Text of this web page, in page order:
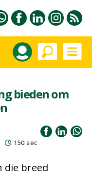
bieden om
150 sec
die breed